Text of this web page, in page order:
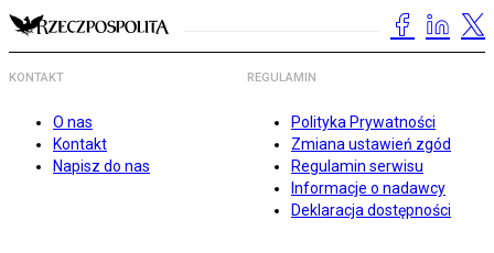
KONTAKT
O nas
Kontakt
Napisz do nas
REGULAMIN
Polityka Prywatności
Zmiana ustawień zgód
Regulamin serwisu
Informacje o nadawcy
Deklaracja dostępności